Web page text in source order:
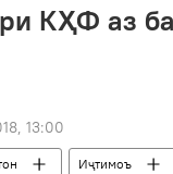
КҲФ аз
13:00
Иҷтимоъ